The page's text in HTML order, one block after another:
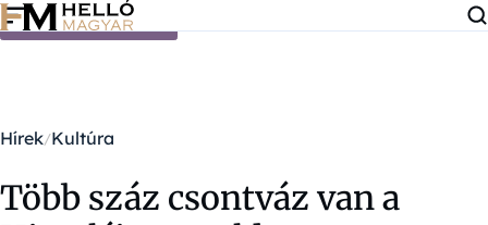
Ugrás a tartalomra
Hírek Kultúra
Több száz csontváz van a